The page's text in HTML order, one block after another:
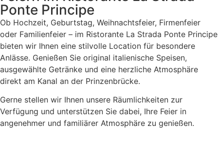
Ponte Principe
Ob Hochzeit, Geburtstag, Weihnachtsfeier, Firmenfeier
oder Familienfeier – im Ristorante La Strada Ponte Principe
bieten wir Ihnen eine stilvolle Location für besondere
Anlässe. Genießen Sie original italienische Speisen,
ausgewählte Getränke und eine herzliche Atmosphäre
direkt am Kanal an der Prinzenbrücke.
Gerne stellen wir Ihnen unsere Räumlichkeiten zur
Verfügung und unterstützen Sie dabei, Ihre Feier in
angenehmer und familiärer Atmosphäre zu genießen.